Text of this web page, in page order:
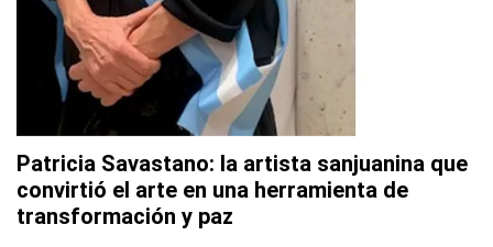
Patricia Savastano: la artista sanjuanina que
convirtió el arte en una herramienta de
transformación y paz